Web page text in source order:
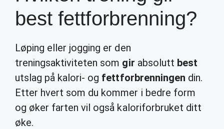
best fettforbrenning?
Løping eller jogging er den
treningsaktiviteten som gir absolutt best
utslag på kalori- og fettforbrenningen din.
Etter hvert som du kommer i bedre form
og øker farten vil også kaloriforbruket ditt
øke.